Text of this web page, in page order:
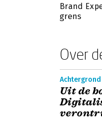
Brand
grens
Over
Uit de